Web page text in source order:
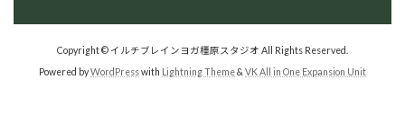
Copyright © イルチブレインヨガ橿原スタジオ All Rights Reserved.
Powered byWordPresswith Lightning Theme& VK All in One Expansion Unit